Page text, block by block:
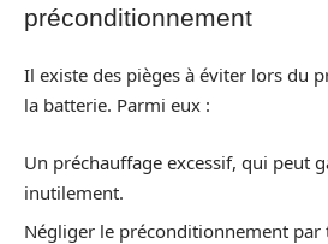
préconditionnement
Il existe des pièges à éviter lors du
la batterie. Parmi eux :
Un préchauffage excessif, qui peut
inutilement.
Négliger le préconditionnement